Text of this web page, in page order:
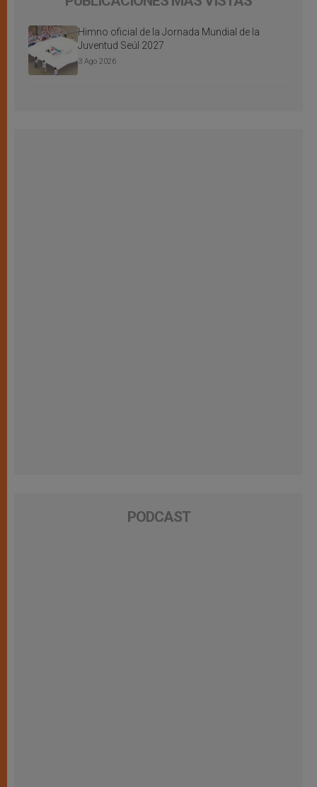
Himno oficial de la Jornada Mundial de la
Juventud Seúl 2027
3 Ago 2026
PODCAST